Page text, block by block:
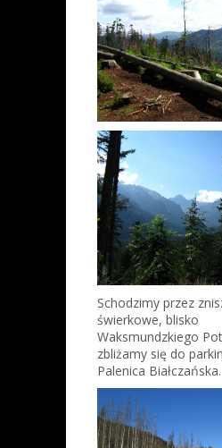
Schodzimy przez
świerkowe, blisko
Waksmundzkiego
zbliżamy się do
Palenica Białczańska.